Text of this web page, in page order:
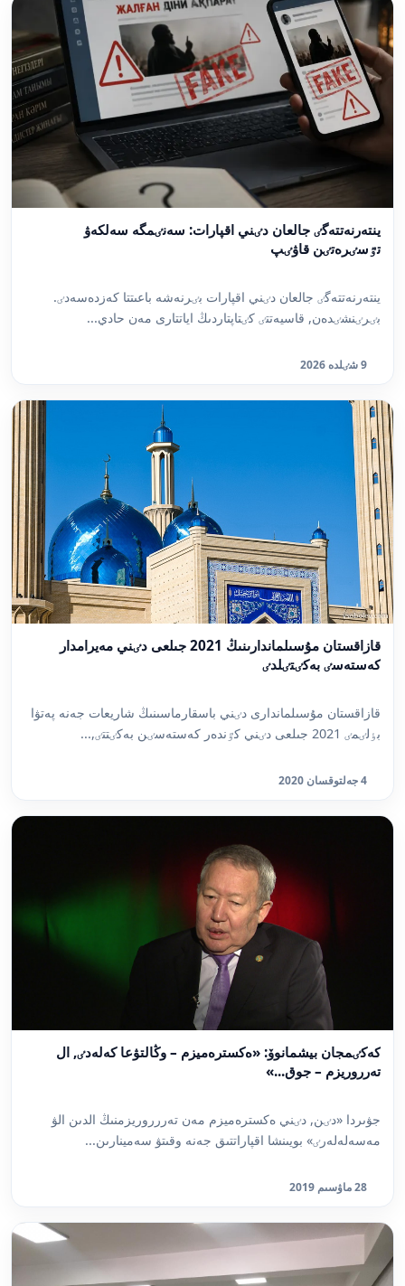
ينتەرنەتتەگٸ جالعان دٸني اقپارات: سەنٸمگە سەلكەۋ
تٷسٸرەتٸن قاۋٸپ
ينتەرنەتتەگٸ جالعان دٸني اقپارات بٸرنەشە باعىتتا كەزدەسەدٸ.
بٸرٸنشٸدەن, قاسيەتتٸ كٸتاپتاردىڭ اياتتارى مەن حادي...
9 شٸلدە 2026
قازاقستان مۇسىلماندارىنىڭ 2021 جىلعى دٸني مەيرامدار
كەستەسٸ بەكٸتٸلدٸ
قازاقستان مۇسىلماندارى دٸني باسقارماسىنىڭ شاريعات جەنە پەتۋا
بٶلٸمٸ 2021 جىلعى دٸني كٷندەر كەستەسٸن بەكٸتتٸ,...
4 جەلتوقسان 2020
كەكٸمجان بيشمانوۆ: «ەكسترەميزم – وڭالتۋعا كەلەدٸ, ال
تەرروريزم – جوق...»
جۋىردا «دٸن, دٸني ەكسترەميزم مەن تەررروريزمنىڭ الدىن الۋ
مەسەلەلەرٸ» بويىنشا اقپاراتتىق جەنە وقىتۋ سەمينارىن...
28 ماۋسىم 2019